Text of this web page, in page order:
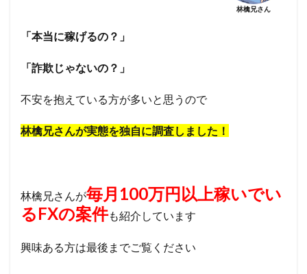
林檎兄さん
「本当に稼げるの？」
「詐欺じゃないの？」
不安を抱えている方が多いと思うので
林檎兄さんが実態を独自に調査しました！
林檎兄さんが毎月100万円以上稼いでい
るFXの案件も紹介しています
興味ある方は最後までご覧ください